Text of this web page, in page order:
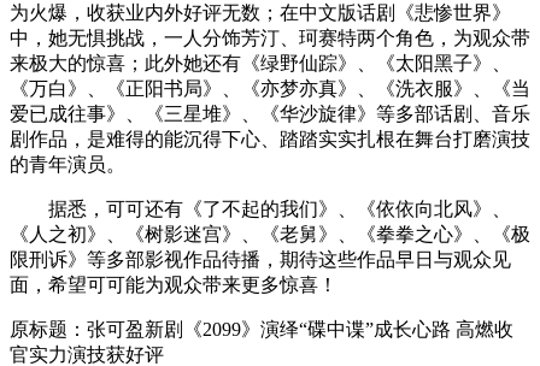
为火爆，收获业内外好评无数；在中文版话剧《悲惨世界》
中，她无惧挑战，一人分饰芳汀、珂赛特两个角色，为观众带
来极大的惊喜；此外她还有《绿野仙踪》、《太阳黑子》、
《万白》、《正阳书局》、《亦梦亦真》、《洗衣服》、《当
爱已成往事》、《三星堆》、《华沙旋律》等多部话剧、音乐
剧作品，是难得的能沉得下心、踏踏实实扎根在舞台打磨演技
的青年演员。
据悉，可可还有《了不起的我们》、《依依向北风》、
《人之初》、《树影迷宫》、《老舅》、《拳拳之心》、《极
限刑诉》等多部影视作品待播，期待这些作品早日与观众见
面，希望可可能为观众带来更多惊喜！
原标题：张可盈新剧《2099》演绎“碟中谍”成长心路 高燃收
官实力演技获好评